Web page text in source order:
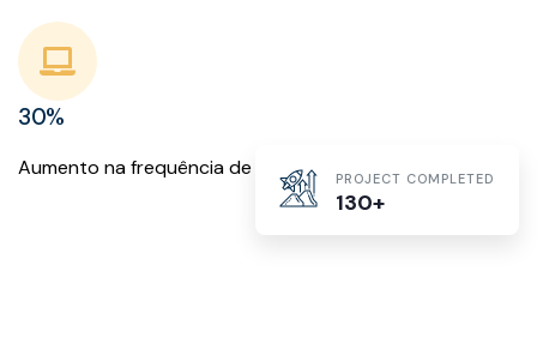
30%
Aumento na frequência de envio de documentos
PROJECT COMPLETED
130+